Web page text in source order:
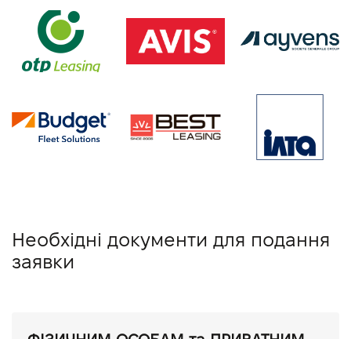
Необхідні документи для подання
заявки